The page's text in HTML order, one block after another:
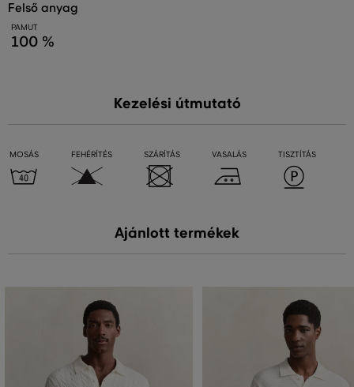
felső anyag
PAMUT
100 %
Kezelési útmutató
MOSÁS FEHÉRÍTÉS SZÁRÍTÁS VASALÁS TISZTÍTÁS
Ajánlott termékek